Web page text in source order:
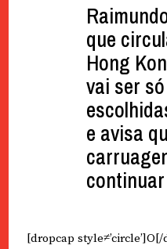
que
Hong
vai ser
e avisa
[dropcap